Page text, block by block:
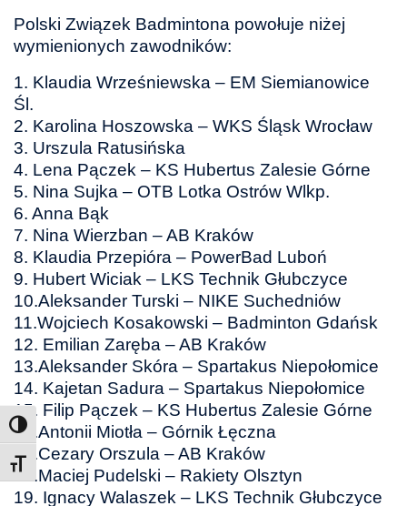
Toggle Font size
Polski Związek Badmintona powołuje niżej
wymienionych zawodników:
1. Klaudia Wrześniewska – EM Siemianowice
Śl.
2. Karolina Hoszowska – WKS Śląsk Wrocław
3. Urszula Ratusińska
4. Lena Pączek – KS Hubertus Zalesie Górne
5. Nina Sujka – OTB Lotka Ostrów Wlkp.
6. Anna Bąk
7. Nina Wierzban – AB Kraków
8. Klaudia Przepióra – PowerBad Luboń
9. Hubert Wiciak – LKS Technik Głubczyce
10.Aleksander Turski – NIKE Suchedniów
11.Wojciech Kosakowski – Badminton Gdańsk
12. Emilian Zaręba – AB Kraków
13.Aleksander Skóra – Spartakus Niepołomice
14. Kajetan Sadura – Spartakus Niepołomice
15. Filip Pączek – KS Hubertus Zalesie Górne
16.Antonii Miotła – Górnik Łęczna
17.Cezary Orszula – AB Kraków
18.Maciej Pudelski – Rakiety Olsztyn
19. Ignacy Walaszek – LKS Technik Głubczyce